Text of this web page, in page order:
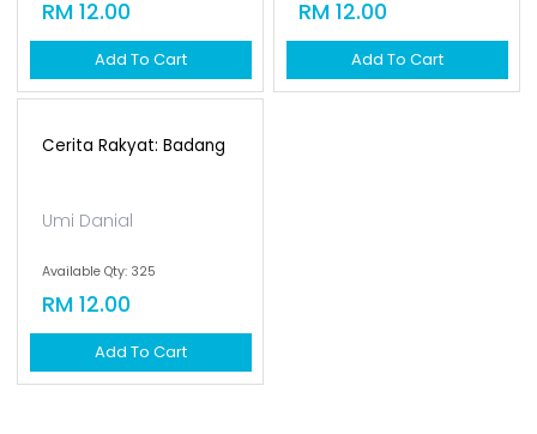
Cerita Rakyat: Mat
Jenin
Azzah AR
RM 12.00
Add To Cart
Cerita Rakyat: Batu
Belah Batu Bertangku...
Cerita Rakyat: Badang